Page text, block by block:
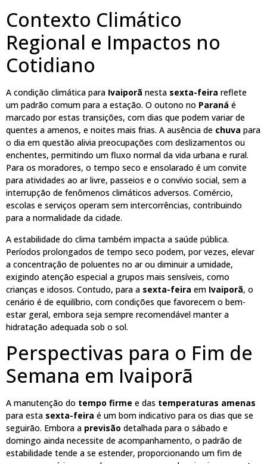
Contexto Climático
Regional e Impactos no
Cotidiano
A condição climática para Ivaiporã nesta sexta-feira reflete
um padrão comum para a estação. O outono no Paraná é
marcado por estas transições, com dias que podem variar de
quentes a amenos, e noites mais frias. A ausência de chuva para
o dia em questão alivia preocupações com deslizamentos ou
enchentes, permitindo um fluxo normal da vida urbana e rural.
Para os moradores, o tempo seco e ensolarado é um convite
para atividades ao ar livre, passeios e o convívio social, sem a
interrupção de fenômenos climáticos adversos. Comércio,
escolas e serviços operam sem intercorrências, contribuindo
para a normalidade da cidade.
A estabilidade do clima também impacta a saúde pública.
Períodos prolongados de tempo seco podem, por vezes, elevar
a concentração de poluentes no ar ou diminuir a umidade,
exigindo atenção especial a grupos mais sensíveis, como
crianças e idosos. Contudo, para a sexta-feira em Ivaiporã, o
cenário é de equilíbrio, com condições que favorecem o bem-
estar geral, embora seja sempre recomendável manter a
hidratação adequada sob o sol.
Perspectivas para o Fim de
Semana em Ivaiporã
A manutenção do tempo firme e das temperaturas amenas
para esta sexta-feira é um bom indicativo para os dias que se
seguirão. Embora a previsão detalhada para o sábado e
domingo ainda necessite de acompanhamento, o padrão de
estabilidade tende a se estender, proporcionando um fim de